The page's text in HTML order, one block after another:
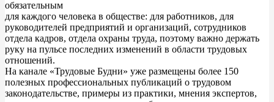
обязательным
для каждого человека в обществе: для работников, для
руководителей предприятий и организаций, сотрудников
отдела кадров, отдела охраны труда, поэтому важно держать
руку на пульсе последних изменений в области трудовых
отношений.
На канале «Трудовые Будни» уже размещены более 150
полезных профессиональных публикаций о трудовом
законодательстве, примеры из практики, мнения экспертов,